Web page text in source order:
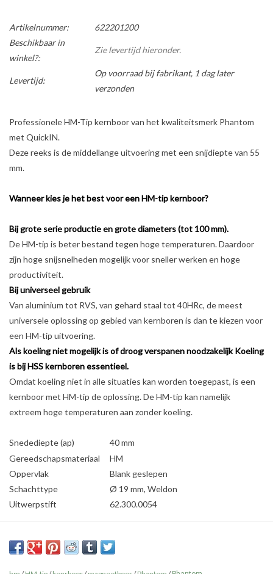
Artikelnummer:
622201200
Beschikbaar in
winkel?:
Zie levertijd hieronder.
Levertijd:
Op voorraad bij fabrikant, 1 dag later
verzonden
Professionele HM-Tip kernboor van het kwaliteitsmerk Phantom
met QuickIN.
Deze reeks is de middellange uitvoering met een snijdiepte van 55
mm.
Wanneer kies je het best voor een HM-tip kernboor?
Bij grote serie productie en grote diameters (tot 100 mm).
De HM-tip is beter bestand tegen hoge temperaturen. Daardoor
zijn hoge snijsnelheden mogelijk voor sneller werken en hoge
productiviteit.
Bij universeel gebruik
Van aluminium tot RVS, van gehard staal tot 40HRc, de meest
universele oplossing op gebied van kernboren is dan te kiezen voor
een HM-tip uitvoering.
Als koeling niet mogelijk is of droog verspanen noodzakelijk Koeling
is bij HSS kernboren essentieel.
Omdat koeling niet in alle situaties kan worden toegepast, is een
kernboor met HM-tip de oplossing. De HM-tip kan namelijk
extreem hoge temperaturen aan zonder koeling.
Snedediepte (ap)
40 mm
Gereedschapsmateriaal
HM
Oppervlak
Blank geslepen
Schachttype
Ø 19 mm, Weldon
Uitwerpstift
62.300.0054